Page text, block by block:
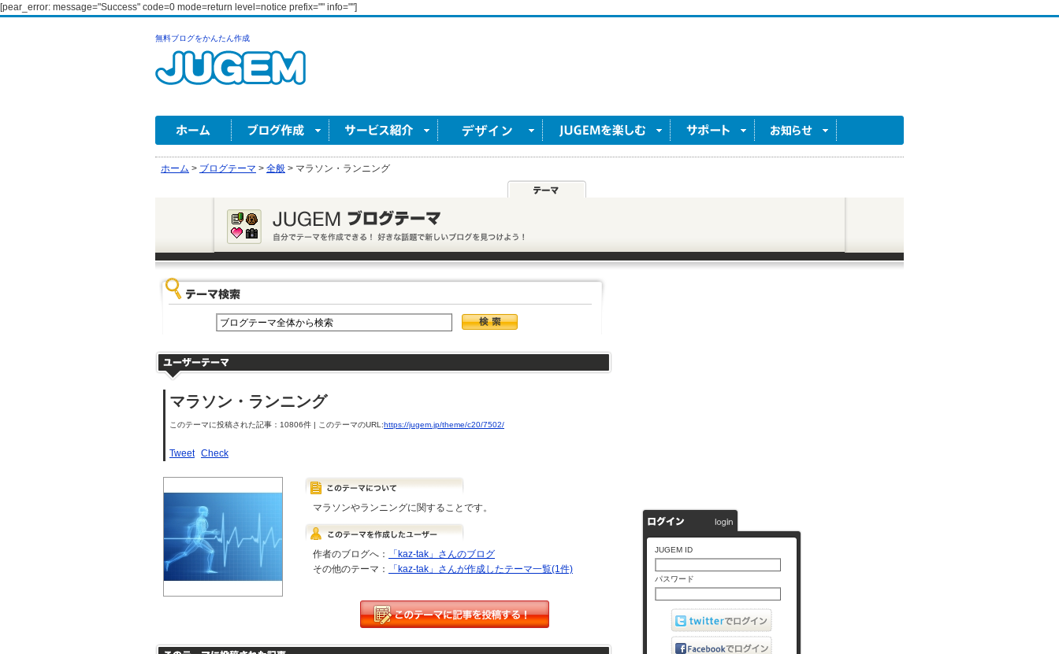
[pear_error: message="Success" code=0 mode=return level=notice prefix="" info=""]
無料ブログをかんたん作成
ホーム > ブログテーマ > 全般 > マラソン・ランニング
マラソン・ランニング
このテーマに投稿された記事：10806件 | このテーマのURL:https://jugem.jp/theme/c20/7502/
Tweet Check
マラソンやランニングに関することです。
作者のブログへ：
「kaz-tak」さんのブログ
その他のテーマ：
「kaz-tak」さんが作成したテーマ一覧(1件)
JUGEM ID
パスワード